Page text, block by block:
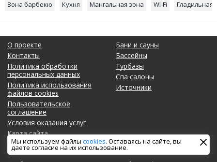
Зона барбекю Кухня Мангальная зона Wi-Fi Гладильная
О проекте
Контакты
Политика обработки
персональных данных
Политика использования
файлов cookies
Пользовательское
соглашение
Условия оказания услуг
Карта сайта
Блог
Бани и сауны
Бассейны
Турбазы
Спа салоны
Источники
Мы используем файлы cookies. Оставаясь на сайте, вы
даете согласие на их использование.